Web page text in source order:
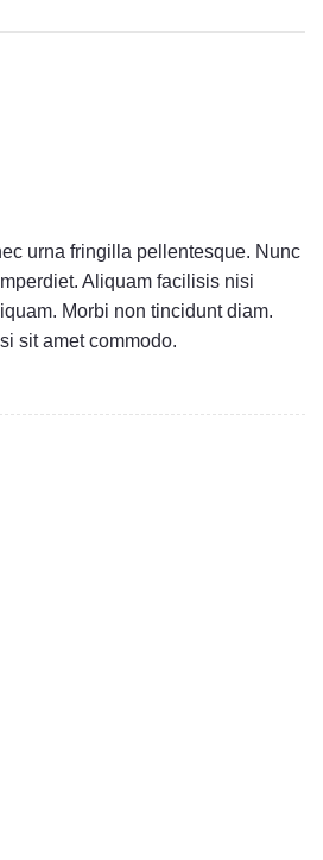
urna fringilla pellentesque. Nunc
Aliquam facilisis nisi
Morbi non tincidunt diam.
sit amet commodo.